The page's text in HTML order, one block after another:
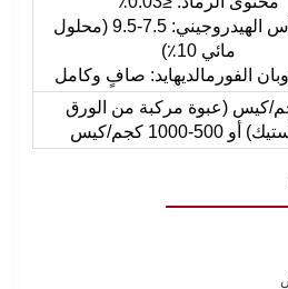
قيمة الأس الهيدروجيني: 7.5-9.5 (محلول
مائي 10٪)
الفورمالديهايد: صافٍ وكامل
كجم/كيس (عبوة مركبة من الورق
500-1000 كجم/كيس